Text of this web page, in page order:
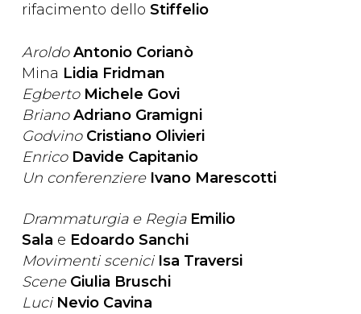
rifacimento dello Stiffelio
AroldoAntonio Corianò
Mina Lidia Fridman
Egberto Michele Govi
Briano Adriano Gramigni
Godvino Cristiano Olivieri
Enrico Davide Capitanio
Un conferenziereIvano Marescotti
Drammaturgia e Regia Emilio
Sala e Edoardo Sanchi
Movimenti scenici Isa Traversi
SceneGiulia Bruschi
Luci Nevio Cavina